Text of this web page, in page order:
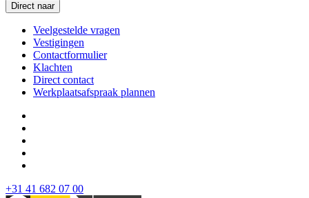
Direct naar
Veelgestelde vragen
Vestigingen
Contactformulier
Klachten
Direct contact
Werkplaatsafspraak plannen
+31 41 682 07 00